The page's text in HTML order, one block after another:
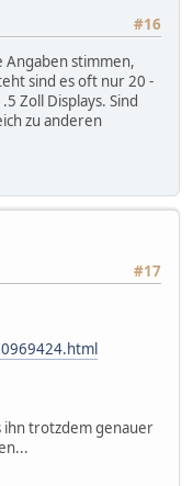
#16
Angaben stimmen,
sind es oft nur 20 -
Zoll Displays. Sind
zu anderen
#17
ihn trotzdem genauer